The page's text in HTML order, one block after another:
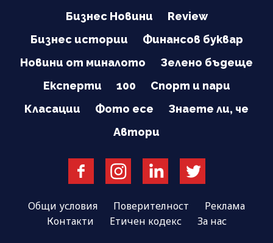
Бизнес Новини
Review
Бизнес истории
Финансов буквар
Новини от миналото
Зелено бъдеще
Експерти
100
Спорт и пари
Класации
Фото есе
Знаете ли, че
Автори
Общи условия Поверителност
Реклама
Контакти
Етичен кодекс За нас